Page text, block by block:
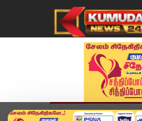
முகப்பு விளையாட்டு